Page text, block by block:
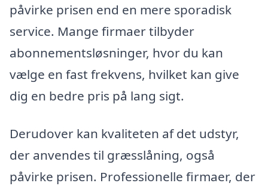
påvirke prisen end en mere sporadisk
service. Mange firmaer tilbyder
abonnementsløsninger, hvor du kan
vælge en fast frekvens, hvilket kan give
dig en bedre pris på lang sigt.
Derudover kan kvaliteten af det udstyr,
der anvendes til græsslåning, også
påvirke prisen. Professionelle firmaer, der